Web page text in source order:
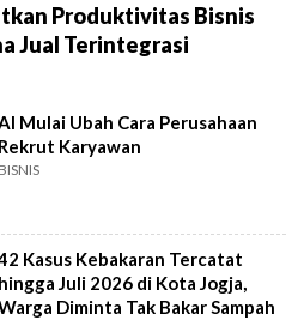
Produktivitas Bisnis
Jual Terintegrasi
AI Mulai Ubah Cara Perusahaan
Rekrut Karyawan
BISNIS
Kasus Kebakaran Tercatat
hingga Juli 2026 di Kota Jogja,
Diminta Tak Bakar Sampah